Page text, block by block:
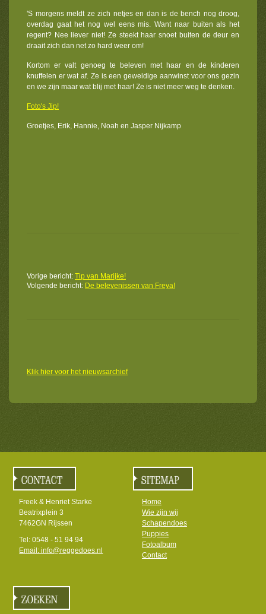
'S morgens meldt ze zich netjes en dan is de bench nog droog,
overdag gaat het nog wel eens mis. Want naar buiten als het
regent? Nee liever niet! Ze steekt haar snoet buiten de deur en
draait zich dan net zo hard weer om!
Kortom er valt genoeg te beleven met haar en de kinderen
knuffelen er wat af. Ze is een geweldige aanwinst voor ons gezin
en we zijn maar wat blij met haar! Ze is niet meer weg te denken.
Foto's Jip!
Groetjes, Erik, Hannie, Noah en Jasper Nijkamp
Vorige bericht: Tip van Marijke!
Volgende bericht: De belevenissen van Freya!
Klik hier voor het nieuwsarchief
Freek & Henriet Starke
Beatrixplein 3
7462GN Rijssen
Tel: 0548 - 51 94 94
Email: info@reggedoes.nl
Home
Wie zijn wij
Schapendoes
Puppies
Fotoalbum
Contact